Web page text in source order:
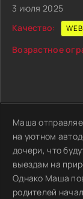
3 июля 2025
Качество:
Возрастное
Маша
на уютном
дочери, что
выездам на
Однако Маша
родителей